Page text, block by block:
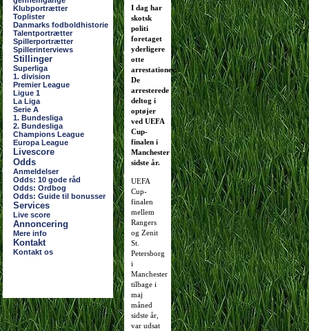
Klubportrætter
Toplister
Danmarks fodboldhistorie
Talentportrætter
Spillerportrætter
Spillerinterviews
Stillinger
Superliga
1. division
Premier League
Ligue 1
La Liga
Serie A
1. Bundesliga
2. Bundesliga
Champions League
Europa League
Livescore
Odds
Anmeldelser
Odds: 10 gode råd
Odds: Ordbog
Odds: Guide til bonusser
Services
Live score
Annoncering
Mere info
Kontakt
Kontakt os
I dag har
skotsk
politi
foretaget
yderligere
otte
arrestationer.
De
arresterede
deltog i
optøjer
ved UEFA
Cup-
finalen i
Manchester
sidste år.
UEFA
Cup-
finalen
mellem
Rangers
og Zenit
St.
Petersborg
i
Manchester
tilbage i
maj
måned
sidste år,
var udsat